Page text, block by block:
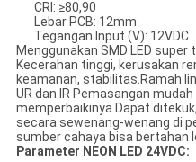
CRI: ≥80,90
Lebar PCB: 12mm
Tegangan Input (V): 12VDC
Menggunakan SMD LED
Kecerahan tinggi, kerusakan
keamanan, stabilitas.Ramah
UR dan IR Pemasangan
memperbaikinya.Dapat
secara sewenang-wenang di
sumber cahaya bisa bertahan
Parameter NEON LED 24VDC: